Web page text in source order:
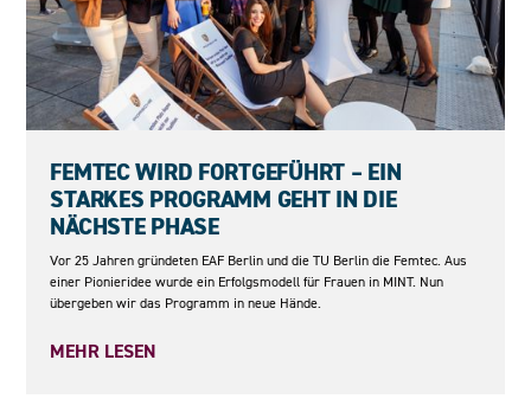
FEMTEC WIRD FORTGEFÜHRT – EIN
STARKES PROGRAMM GEHT IN DIE
NÄCHSTE PHASE
Vor 25 Jahren gründeten EAF Berlin und die TU Berlin die Femtec. Aus
einer Pionieridee wurde ein Erfolgsmodell für Frauen in MINT. Nun
übergeben wir das Programm in neue Hände.
MEHR LESEN